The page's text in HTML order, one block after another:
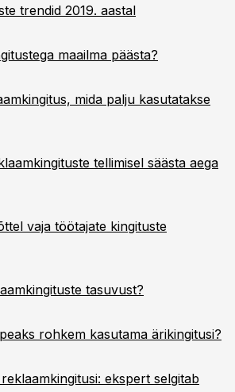
trendid 2019. aastal
maailma päästa?
mida palju kasutatakse
tellimisel säästa aega
vaja töötajate kingituste
tasuvust?
rohkem kasutama ärikingitusi?
ekspert selgitab